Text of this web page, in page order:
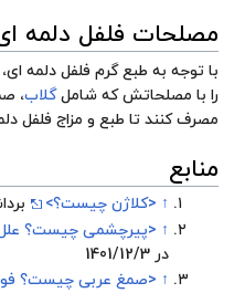
مصلحات فلفل دلمه
با توجه به طبع گرم فلفل دلمه
را با مصلحاتش که شاملگلاب،
مصرف کنند تا طبع و مزاج فلفل
منابع
↑ <کلاژن چیست؟>
↑ <پیرچشمی چیست؟
در 1401/12/3
↑ <صمغ عربی چیست؟